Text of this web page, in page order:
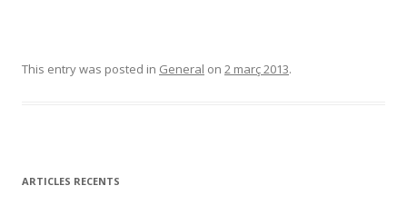
This entry was posted in General on 2 març 2013.
ARTICLES RECENTS